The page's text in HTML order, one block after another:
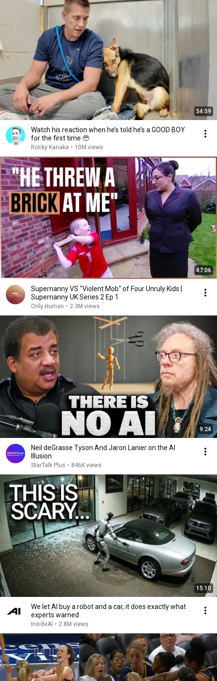
54:59
Watch his reaction when he’s told he’s a GOOD BOY
for the first time 🥹
Rocky Kanaka • 10M views
47:06
Supernanny VS "Violent Mob" of Four Unruly Kids |
Supernanny UK Series 2 Ep 1
Only Human • 2.3M views
9:24
Neil deGrasse Tyson And Jaron Lanier on the AI
Illusion
StarTalk Plus • 846K views
15:10
We let AI buy a robot and a car, it does exactly what
experts warned
InsideAI • 2.8M views